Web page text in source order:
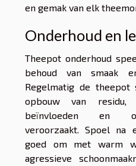
en gemak van elk
Onderhoud en
Theepot onderhoud
behoud van smaak
Regelmatig de theepot
opbouw van
beïnvloeden en
veroorzaakt. Spoel na
goed om met warm
agressieve